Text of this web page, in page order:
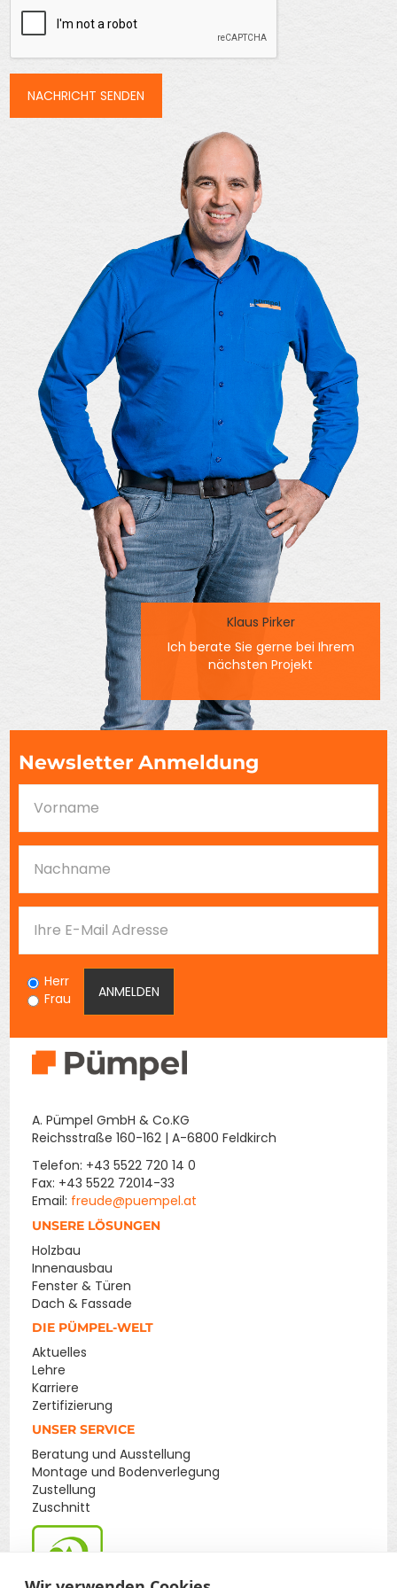
Klaus Pirker
Ich berate Sie gerne bei Ihrem
nächsten Projekt
Newsletter Anmeldung
Herr
Frau
A. Pümpel GmbH & Co.KG
Reichsstraße 160-162 | A-6800 Feldkirch
Telefon: +43 5522 720 14 0
Fax: +43 5522 72014-33
Email: freude@puempel.at
UNSERE LÖSUNGEN
Holzbau
Innenausbau
Fenster & Türen
Dach & Fassade
DIE PÜMPEL-WELT
Aktuelles
Lehre
Karriere
Zertifizierung
UNSER SERVICE
Beratung und Ausstellung
Montage und Bodenverlegung
Zustellung
Zuschnitt